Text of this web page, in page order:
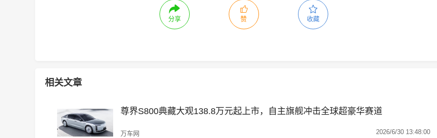
分享 赞 收藏
相关文章
尊界S800典藏大观138.8万元起上市，自主旗舰冲击全球超豪华赛道
万车网 2026/6/30 13:48:00